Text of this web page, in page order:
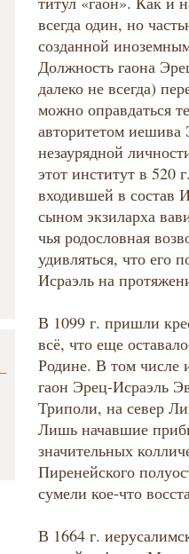
всегда один, но
созданной
Должность гаона
далеко не всегда)
можно оправдаться
авторитетом иешива
незаурядной
этот институт в 520
входившей в состав
сыном экзиларха
чья родословная
удивляться, что его
Исраэль на
В 1099 г. пришли
всё, что еще
Родине. В том числе
гаон Эрец-Исраэль
Триполи, на север
Лишь начавшие
значительных
Пиренейского
сумели кое-что
В 1664 г.